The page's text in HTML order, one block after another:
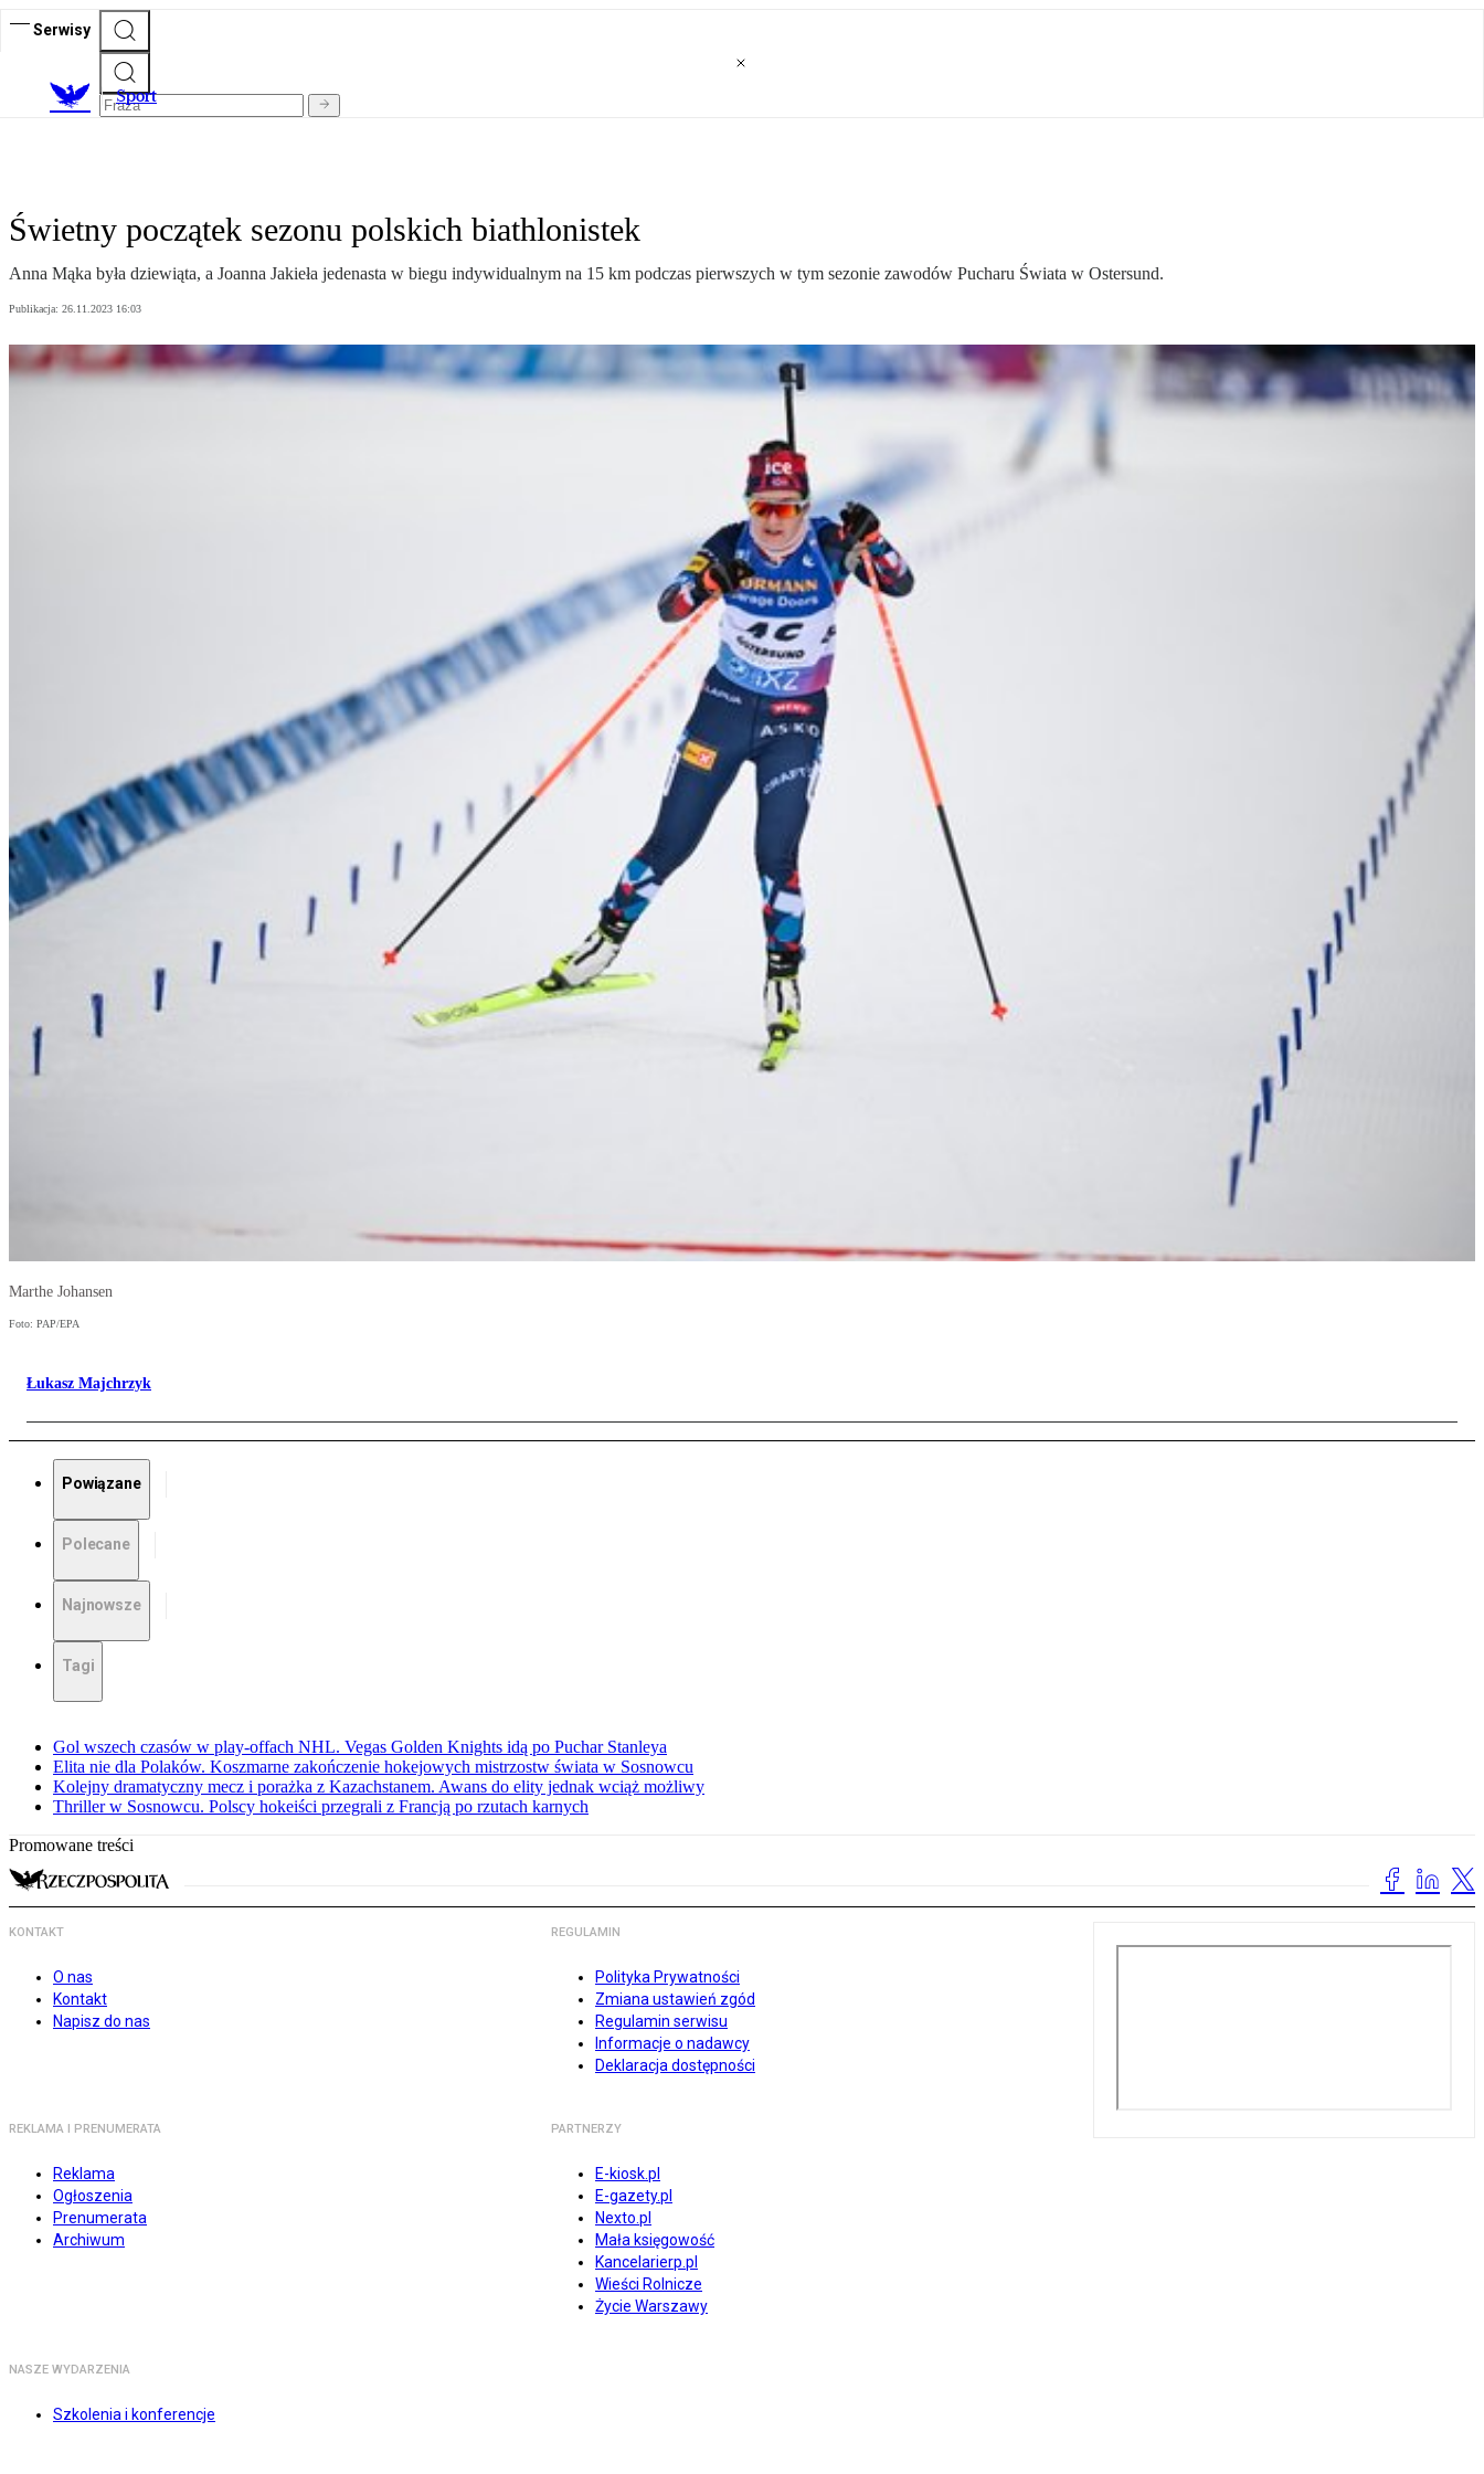
Serwisy
Sport
Świetny początek sezonu polskich biathlonistek
Anna Mąka była dziewiąta, a Joanna Jakieła jedenasta w biegu indywidualnym na 15 km podczas pierwszych w tym sezonie zawodów Pucharu Świata w Ostersund.
Publikacja: 26.11.2023 16:03
Marthe Johansen
Foto: PAP/EPA
Łukasz Majchrzyk
Powiązane
Polecane
Najnowsze
Tagi
Gol wszech czasów w play-offach NHL. Vegas Golden Knights idą po Puchar Stanleya
Elita nie dla Polaków. Koszmarne zakończenie hokejowych mistrzostw świata w Sosnowcu
Kolejny dramatyczny mecz i porażka z Kazachstanem. Awans do elity jednak wciąż możliwy
Thriller w Sosnowcu. Polscy hokeiści przegrali z Francją po rzutach karnych
Promowane treści
KONTAKT
O nas
Kontakt
Napisz do nas
REGULAMIN
Polityka Prywatności
Zmiana ustawień zgód
Regulamin serwisu
Informacje o nadawcy
Deklaracja dostępności
REKLAMA I PRENUMERATA
Reklama
Ogłoszenia
Prenumerata
Archiwum
PARTNERZY
E-kiosk.pl
E-gazety.pl
Nexto.pl
Mała księgowość
Kancelarierp.pl
Wieści Rolnicze
Życie Warszawy
NASZE WYDARZENIA
Szkolenia i konferencje